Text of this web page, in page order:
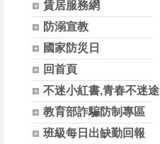
賃居服務網
防溺宣教
國家防災日
回首頁
不迷小紅書,青春不迷途
教育部詐騙防制專區
班級每日出缺勤回報